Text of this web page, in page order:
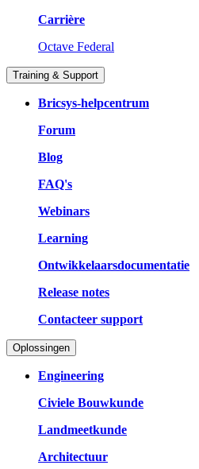
Carrière
Octave Federal
Training & Support
Bricsys-helpcentrum
Forum
Blog
FAQ's
Webinars
Learning
Ontwikkelaarsdocumentatie
Release notes
Contacteer support
Oplossingen
Engineering
Civiele Bouwkunde
Landmeetkunde
Architectuur